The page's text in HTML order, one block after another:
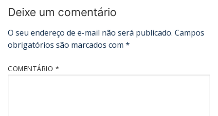
Deixe um comentário
O seu endereço de e-mail não será publicado. Campos
obrigatórios são marcados com *
COMENTÁRIO *